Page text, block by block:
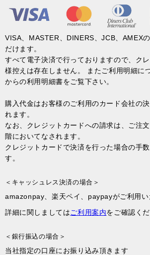
VISA、MASTER、DINERS、JCB、AMEX
だけます。
すべて電子決済で行っておりますので、ク
様控えは存在しません。 またご利用明細に
からの利用明細書をご覧下さい。
購入代金はお客様のご利用のカード会社の
れます。
なお、クレジットカードへの請求は、ご注
階においてなされます。
クレジットカードで決済を行った場合の手
す。
＜キャッシュレス決済の場合＞
amazonpay、楽天ペイ、paypayがご利用い
詳細に関しましてはご利用案内をご確認くだ
＜銀行振込の場合＞
当社指定の口座にお振り込み頂きます